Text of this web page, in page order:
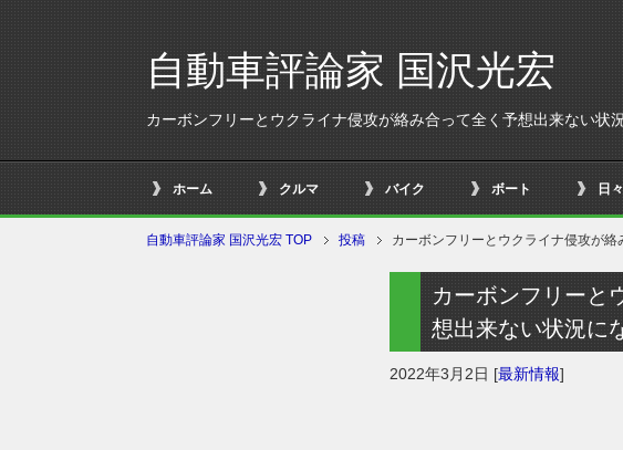
自動車評論家 国沢光宏
カーボンフリーとウクライナ侵攻が絡み合って全く予想出来ない状
ホーム クルマ バイク ボート 日
自動車評論家 国沢光宏 TOP 投稿 カーボンフリーとウクライナ侵攻が
カーボンフリーと
想出来ない状況に
2022年3月2日 [最新情報]